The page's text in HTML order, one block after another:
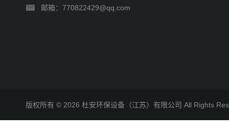
邮箱：770822429@qq.com
版权所有 © 2026 杜安环保设备（江苏）有限公司 All Rights